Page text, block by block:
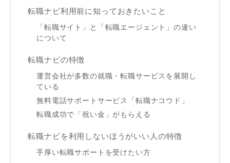
転職ナビ利用前に知っておきたいこと
「転職サイト」と「転職エージェント」の違い
について
転職ナビの特徴
運営会社が多数の就職・転職サービスを展開し
ている
無料電話サポートサービス「転職ナコウド」
転職成功で「祝い金」がもらえる
転職ナビを利用しないほうがいい人の特徴
手厚い転職サポートを受けたい方